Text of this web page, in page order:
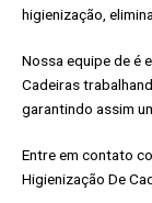
higienização,
Nossa equipe de é
Cadeiras
garantindo assim
Entre em contato
Higienização De